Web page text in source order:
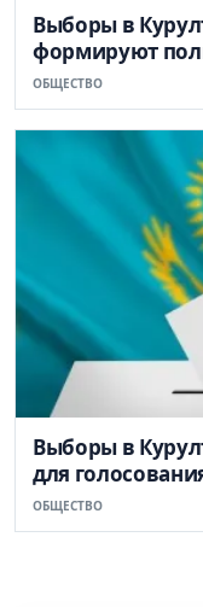
Выборы в
формируют
ОБЩЕСТВО
Выборы в
для
ОБЩЕСТВО